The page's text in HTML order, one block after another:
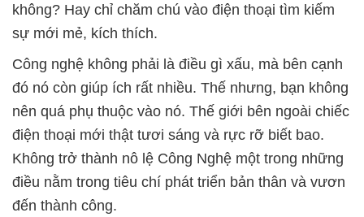
không? Hay chỉ chăm chú vào điện thoại tìm kiếm
sự mới mẻ, kích thích.
Công nghệ không phải là điều gì xấu, mà bên cạnh
đó nó còn giúp ích rất nhiều. Thế nhưng, bạn không
nên quá phụ thuộc vào nó. Thế giới bên ngoài chiếc
điện thoại mới thật tươi sáng và rực rỡ biết bao.
Không trở thành nô lệ Công Nghệ một trong những
điều nằm trong tiêu chí phát triển bản thân và vươn
đến thành công.